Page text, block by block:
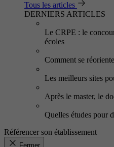
Tous les articles
DERNIERS ARTICLES
Le CRPE : le
écoles
Comment se
Les meilleurs sites
Après le master, le
Quelles études pour
Référencer son établissement
Fermer